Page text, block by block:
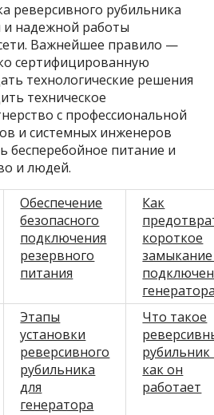
реверсивного рубильника
и надежной работы
Важнейшее правило —
сертифицированную
технологические решения
техническое
с профессиональной
и системных инженеров
бесперебойное питание и
и людей.
Обеспечение
безопасного
подключения
резервного
питания
Как
короткое
Этапы
установки
реверсивного
рубильника
для
генератора
Что такое
рубильник
как он
работает